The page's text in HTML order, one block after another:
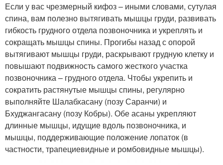
Если у вас чрезмерный кифоз – иными словами, сутулая
спина, вам полезно вытягивать мышцы груди, развивать
гибкость грудного отдела позвоночника и укреплять и
сокращать мышцы спины. Прогибы назад с опорой
вытягивают мышцы груди, раскрывают грудную клетку и
повышают подвижность самого жесткого участка
позвоночника – грудного отдела. Чтобы укрепить и
сократить растянутые мышцы спины, регулярно
выполняйте Шалабхасану (позу Саранчи) и
Бхуджангасану (позу Кобры). Обе асаны укрепляют
длинные мышцы, идущие вдоль позвоночника, и
мышцы, поддерживающие положение лопаток (в
частности, трапециевидные и ромбовидные мышцы).